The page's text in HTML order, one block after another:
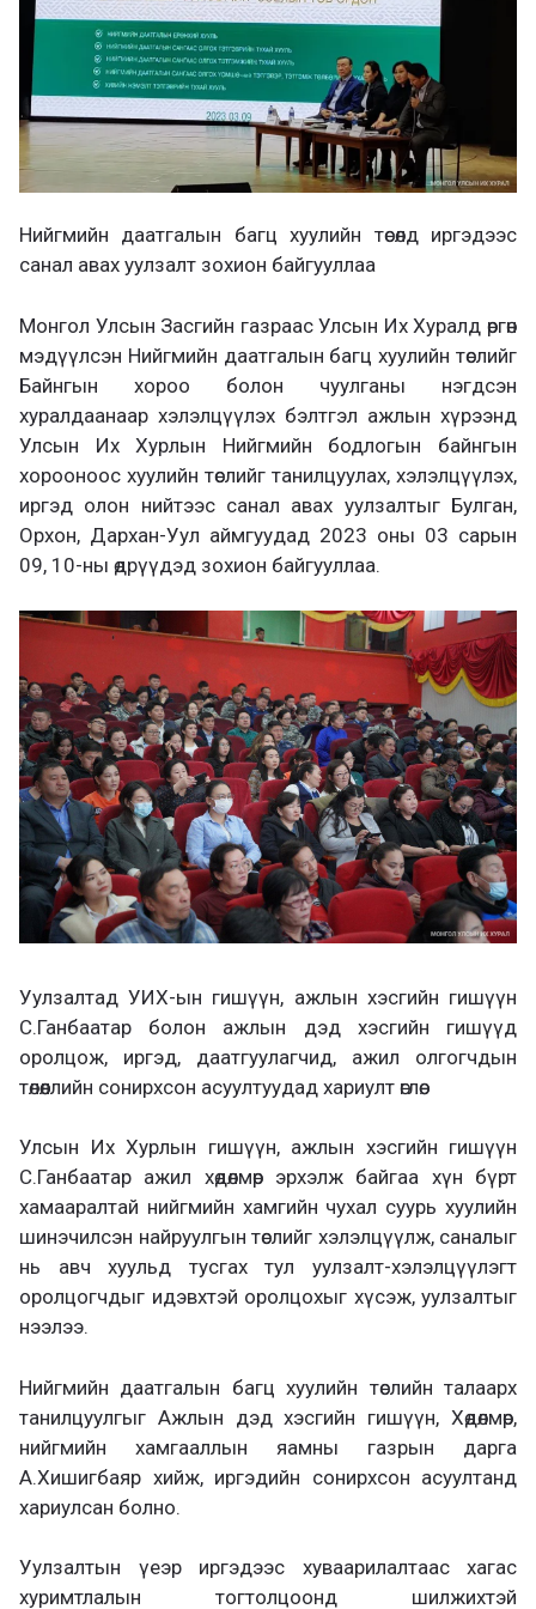
Нийгмийн даатгалын багц хуулийн төсөлд иргэдээс
санал авах уулзалт зохион байгууллаа
Монгол Улсын Засгийн газраас Улсын Их Хуралд өргөн
мэдүүлсэн Нийгмийн даатгалын багц хуулийн төслийг
Байнгын хороо болон чуулганы нэгдсэн
хуралдаанаар хэлэлцүүлэх бэлтгэл ажлын хүрээнд
Улсын Их Хурлын Нийгмийн бодлогын байнгын
хорооноос хуулийн төслийг танилцуулах, хэлэлцүүлэх,
иргэд олон нийтээс санал авах уулзалтыг Булган,
Орхон, Дархан-Уул аймгуудад 2023 оны 03 сарын
09, 10-ны өдрүүдэд зохион байгууллаа.
Уулзалтад УИХ-ын гишүүн, ажлын хэсгийн гишүүн
С.Ганбаатар болон ажлын дэд хэсгийн гишүүд
оролцож, иргэд, даатгуулагчид, ажил олгогчдын
төлөөллийн сонирхсон асуултуудад хариулт өглөө.
Улсын Их Хурлын гишүүн, ажлын хэсгийн гишүүн
С.Ганбаатар ажил хөдөлмөр эрхэлж байгаа хүн бүрт
хамааралтай нийгмийн хамгийн чухал суурь хуулийн
шинэчилсэн найруулгын төслийг хэлэлцүүлж, саналыг
нь авч хуульд тусгах тул уулзалт-хэлэлцүүлэгт
оролцогчдыг идэвхтэй оролцохыг хүсэж, уулзалтыг
нээлээ.
Нийгмийн даатгалын багц хуулийн төслийн талаарх
танилцуулгыг Ажлын дэд хэсгийн гишүүн, Хөдөлмөр,
нийгмийн хамгааллын яамны газрын дарга
А.Хишигбаяр хийж, иргэдийн сонирхсон асуултанд
хариулсан болно.
Уулзалтын үеэр иргэдээс хуваарилалтаас хагас
хуримтлалын тогтолцоонд шилжихтэй